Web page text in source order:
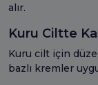
alır.
Kuru Ciltte
Kuru cilt için
bazlı kremler